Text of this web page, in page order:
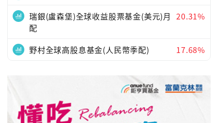
瑞銀(盧森堡)全球收益股票基金(美元)月
配
20.31%
野村全球高股息基金(人民幣季配) 17.68%